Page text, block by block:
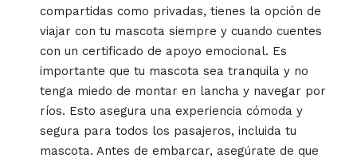
compartidas como privadas, tienes la opción de
viajar con tu mascota siempre y cuando cuentes
con un certificado de apoyo emocional. Es
importante que tu mascota sea tranquila y no
tenga miedo de montar en lancha y navegar por
ríos. Esto asegura una experiencia cómoda y
segura para todos los pasajeros, incluida tu
mascota. Antes de embarcar, asegúrate de que